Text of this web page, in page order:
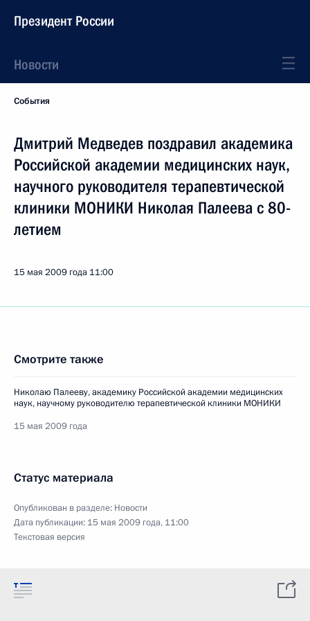
Президент России
Новости
События
Дмитрий Медведев поздравил академика
Российской академии медицинских наук,
научного руководителя терапевтической
клиники МОНИКИ Николая Палеева с 80-
летием
15 мая 2009 года 11:00
Смотрите также
Николаю Палееву, академику Российской академии медицинских
наук, научному руководителю терапевтической клиники МОНИКИ
15 мая 2009 года
Статус материала
Опубликован в разделе: Новости
Дата публикации: 15 мая 2009 года, 11:00
Текстовая версия